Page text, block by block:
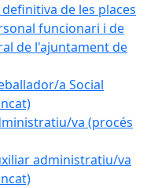
de les places
funcionari i de
de l'ajuntament de
a Social
va (procés
administratiu/va